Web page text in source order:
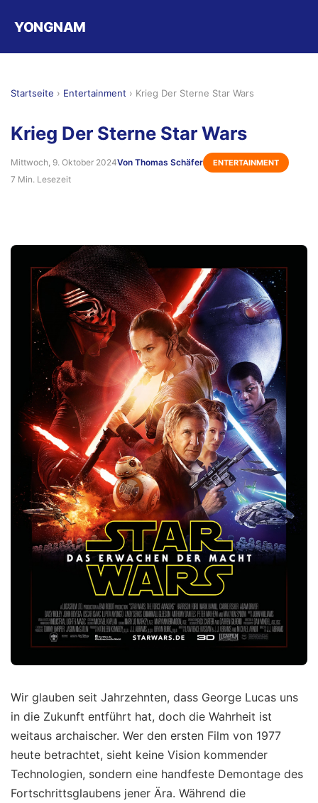
YONGNAM
Startseite › Entertainment › Krieg Der Sterne Star Wars
Krieg Der Sterne Star Wars
Mittwoch, 9. Oktober 2024Von Thomas Schäfer ENTERTAINMENT
7 Min. Lesezeit
Wir glauben seit Jahrzehnten, dass George Lucas uns
in die Zukunft entführt hat, doch die Wahrheit ist
weitaus archaischer. Wer den ersten Film von 1977
heute betrachtet, sieht keine Vision kommender
Technologien, sondern eine handfeste Demontage des
Fortschrittsglaubens jener Ära. Während die